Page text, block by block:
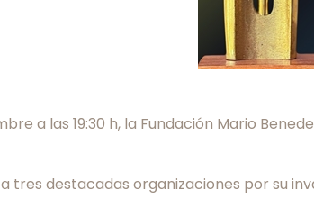
a las 19:30 h, la Fundación Mario
tres destacadas organizaciones por su